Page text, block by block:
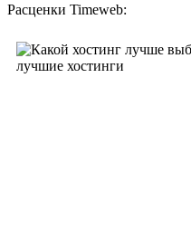
Расценки Timeweb: